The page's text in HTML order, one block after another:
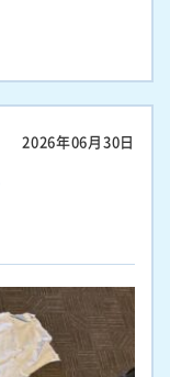
2026年06月30日